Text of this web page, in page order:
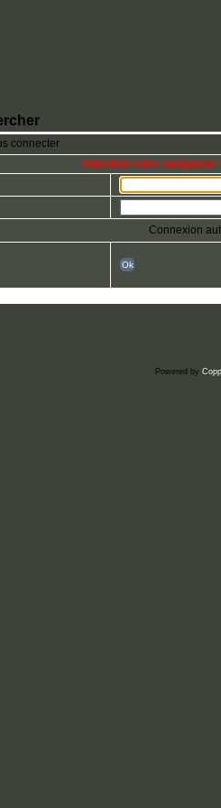
connecter
Attention votre
Connexion
Ok
Powered by